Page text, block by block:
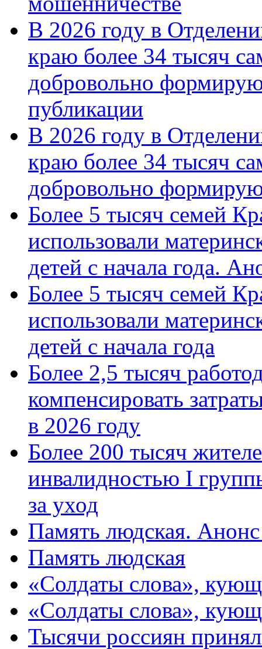
В 2026 году в
краю более 34 тысяч
добровольно
публикации
В 2026 году в
краю более 34 тысяч
добровольно
Более 5 тысяч семей
использовали
детей с начала года.
Более 5 тысяч семей
использовали
детей с начала года
Более 2,5 тысяч
компенсировать
в 2026 году
Более 200 тысяч
инвалидностью I
за уход
Память людская.
Память людская
«Солдаты слова»,
«Солдаты слова»,
Тысячи россиян